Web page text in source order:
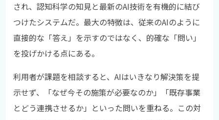
され、認知科学の知見と最新のAI技術を有機的に結び
つけたシステムだ。最大の特徴は、従来のAIのように
直接的な「答え」を示すのではなく、的確な「問い」
を投げかける点にある。
利用者が課題を相談すると、AIはいきなり解決策を提
示せず、「なぜ今その施策が必要なのか」「既存事業
とどう連携させるか」といった問いを重ねる。この対